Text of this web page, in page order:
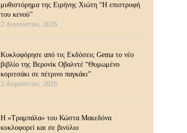
μυθιστόρημα της Ειρήνης Χιώτη “Η επιστροφή
του κενού”
2 Αυγούστου, 2026
Κυκλοφόρησε από τις Εκδόσεις Gema το νέο
βιβλίο της Βερονίκ Οβαλντέ “Θυμωμένο
κοριτσάκι σε πέτρινο παγκάκι”
2 Αυγούστου, 2026
Η «Τραμπάλα» του Κώστα Μακεδόνα
κυκλοφορεί και σε βινύλιο